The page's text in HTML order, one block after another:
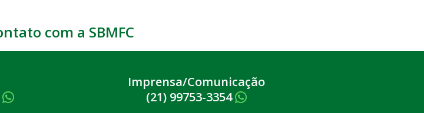
com a SBMFC
Imprensa/Comunicação
(21) 99753-3354